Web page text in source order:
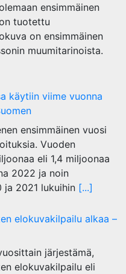
ensimmäinen
tuotettu
on ensimmäinen
muumitarinoista.
käytiin viime vuonna
ensimmäinen vuosi
Vuoden
eli 1,4 miljoonaa
2022 ja noin
ja 2021 lukuihin [...]
elokuvakilpailu alkaa –
järjestämä,
elokuvakilpailu eli